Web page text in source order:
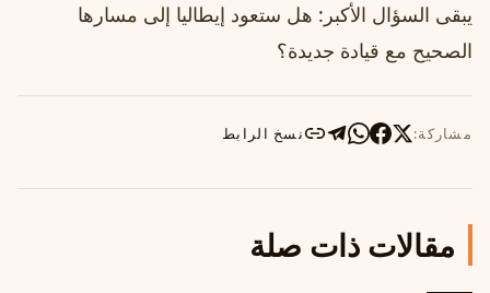
يبقى السؤال الأكبر: هل ستعود إيطاليا إلى مسارها
الصحيح مع قيادة جديدة؟
مشاركة: نسخ الرابط
مقالات ذات صلة